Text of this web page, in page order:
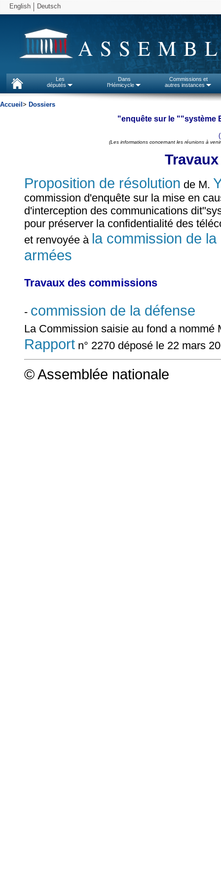
English Deutsch
Les
députés
Dans
l'Hémicycle
Commissions et
autres instances
Accueil > Dossiers
"enquête sur le ""système
(Les informations concernant les réunions à
Proposition de résolution de M.
commission d'enquête sur la mise en
d'interception des communications
pour préserver la confidentialité des
et renvoyée à la commission de
armées
Travaux des commissions
- commission de la défense
La Commission saisie au fond a nommé
Rapport n° 2270 déposé le 22 mars
© Assemblée nationale